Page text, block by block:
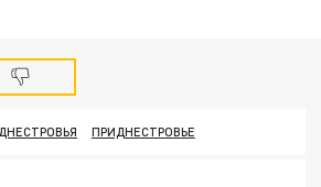
ПРИДНЕСТРОВЬЕ